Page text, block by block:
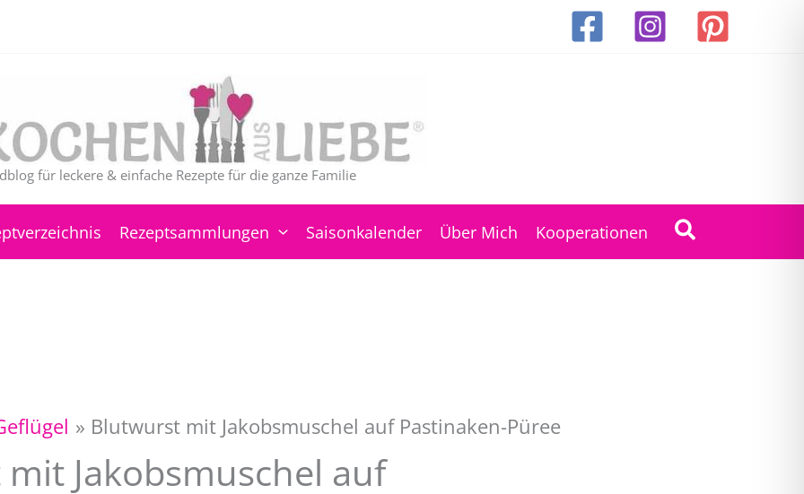
für leckere & einfache Rezepte für die ganze Familie
Rezeptsammlungen Saisonkalender Über Mich Kooperationen Suchen
Blutwurst mit Jakobsmuschel auf Pastinaken-Püree
Jakobsmuschel auf